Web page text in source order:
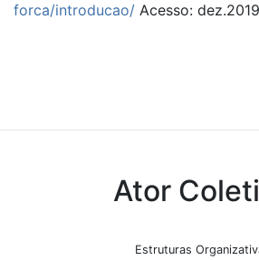
forca/introducao/ Acesso:
Ator
Estruturas